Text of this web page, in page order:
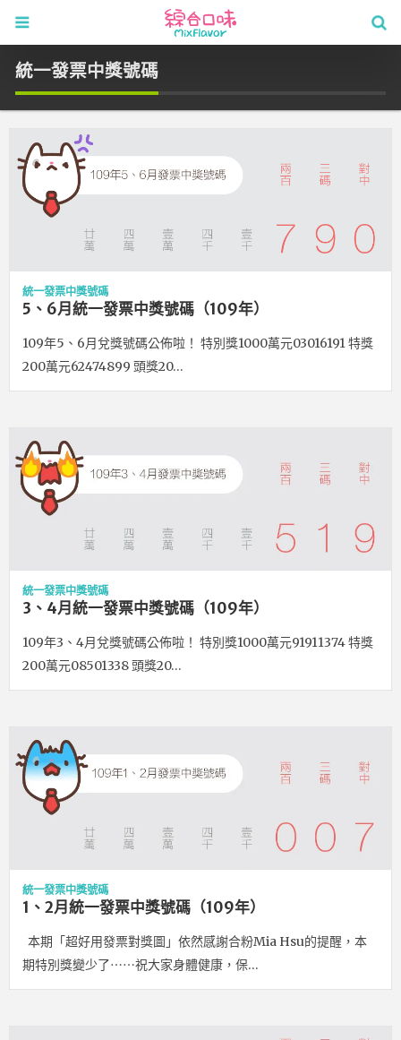
統一發票中獎號碼
統一發票中獎號碼
5、6月統一發票中獎號碼（109年）
109年5、6月兌獎號碼公佈啦！ 特別獎1000萬元03016191 特獎
200萬元62474899 頭獎20…
統一發票中獎號碼
3、4月統一發票中獎號碼（109年）
109年3、4月兌獎號碼公佈啦！ 特別獎1000萬元91911374 特獎
200萬元08501338 頭獎20…
統一發票中獎號碼
1、2月統一發票中獎號碼（109年）
本期「超好用發票對獎圖」依然感謝合粉Mia Hsu的提醒，本
期特別獎變少了⋯⋯祝大家身體健康，保…